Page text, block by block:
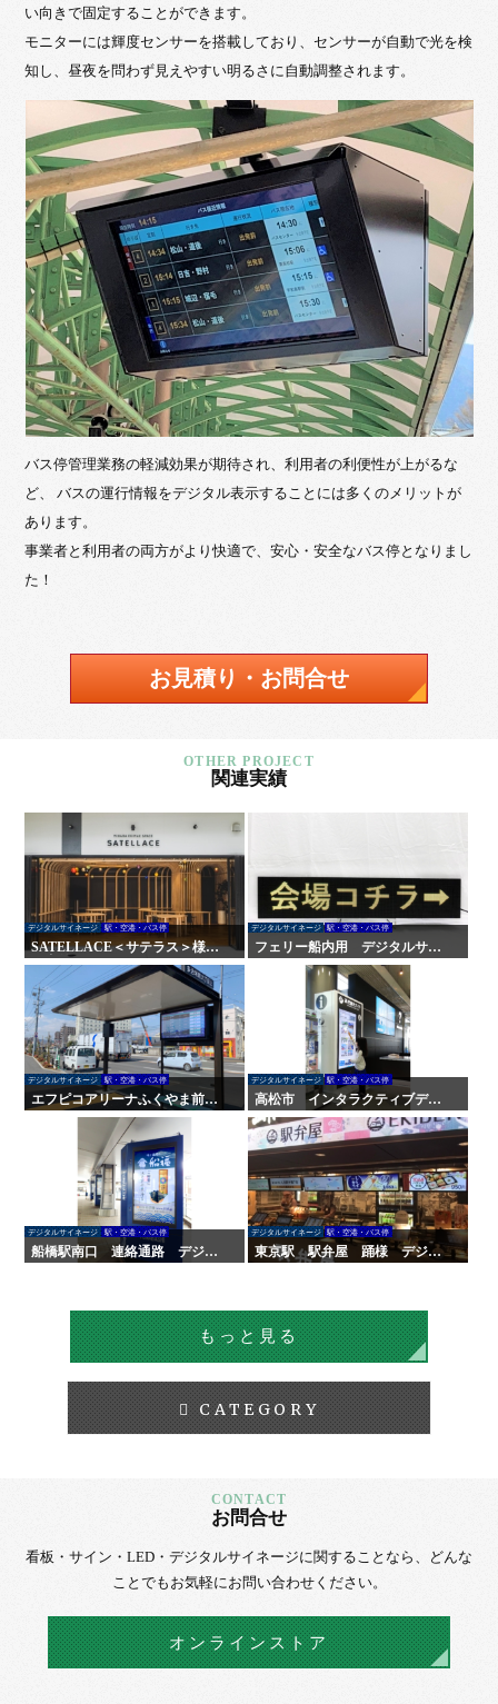
い向きで固定することができます。
モニターには輝度センサーを搭載しており、センサーが自動で光を検
知し、昼夜を問わず見えやすい明るさに自動調整されます。
バス停管理業務の軽減効果が期待され、利用者の利便性が上がるな
ど、 バスの運行情報をデジタル表示することには多くのメリットが
あります。
事業者と利用者の両方がより快適で、安心・安全なバス停となりまし
た！
お見積り・お問合せ
関連実績
デジタルサイネージ 駅・空港・バス停
SATELLACE＜サテラス＞様
屋内外サイン・デジタルサイネ
ージ
デジタルサイネージ 駅・空港・バス停
フェリー船内用 デジタルサイ
ネージ
デジタルサイネージ 駅・空港・バス停
エフピコアリーナふくやま前
バス停 屋外デジタルサイネー
デジタルサイネージ 駅・空港・バス停
高松市 インタラクティブデジ
タルサイネージ
デジタルサイネージ 駅・空港・バス停
船橋駅南口 連絡通路 デジタ
ルサイネージ
デジタルサイネージ 駅・空港・バス停
東京駅 駅弁屋 踊様 デジタ
ルサイネージ
もっと見る
CATEGORY
お問合せ
看板・サイン・LED・デジタルサイネージに関することなら、
どんな
ことでもお気軽にお問い合わせください。
オンラインストア